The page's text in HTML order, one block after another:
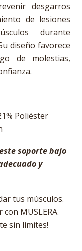
desgarros
de lesiones
durante
diseño favorece
de molestias,
Poliéster
soporte bajo
y
tus músculos.
MUSLERA.
sin límites!